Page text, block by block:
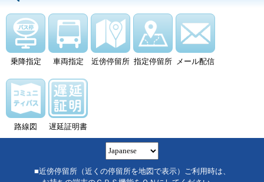
乗降指定 車両指定 近傍停留所 指定停留所 メール配信
路線図 遅延証明書
■近傍停留所（近くの停留所を地図で表示）ご利用時は、